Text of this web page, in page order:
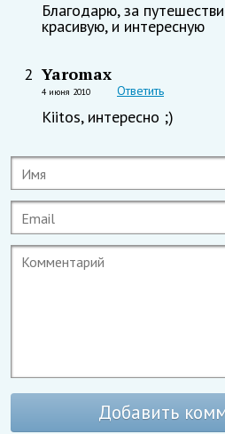
Благодарю, за
красивую, и интересную
2 Yaromax
4 июня 2010 Ответить
Kiitos, интересно ;)
Добавить